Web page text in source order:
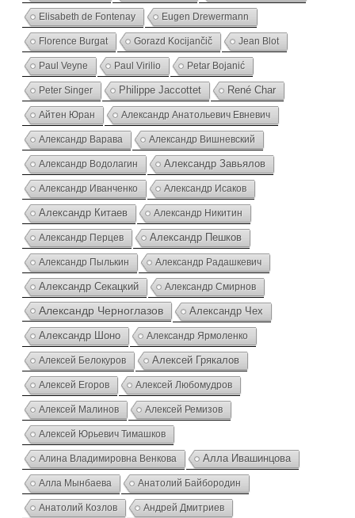
Elisabeth de Fontenay Eugen Drewermann
Florence Burgat Gorazd Kocijančič Jean Blot
Paul Veyne Paul Virilio Petar Bojanić
Peter Singer Philippe Jaccottet René Char
Айтен Юран Александр Анатольевич Евневич
Александр Варава Александр Вишневский
Александр Водолагин Александр Завьялов
Александр Иванченко Александр Исаков
Александр Китаев Александр Никитин
Александр Перцев Александр Пешков
Александр Пылькин Александр Радашкевич
Александр Секацкий Александр Смирнов
Александр Черноглазов Александр Чех
Александр Шоно Александр Ярмоленко
Алексей Белокуров Алексей Грякалов
Алексей Егоров Алексей Любомудров
Алексей Малинов Алексей Ремизов
Алексей Юрьевич Тимашков
Алина Владимировна Венкова Алла Ивашинцова
Алла Мынбаева Анатолий Байбородин
Анатолий Козлов Андрей Дмитриев